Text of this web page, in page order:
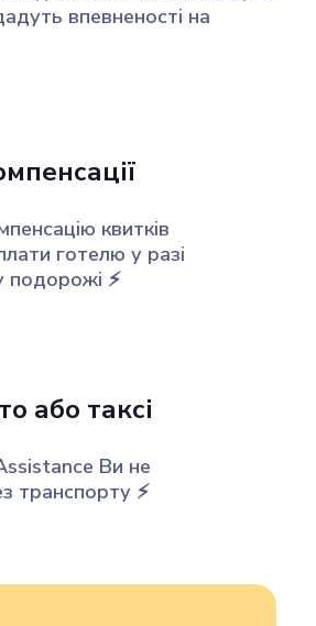
впевненості на
квитків
готелю у разі
подорожі ⚡️
або таксі
Ви не
транспорту ⚡️